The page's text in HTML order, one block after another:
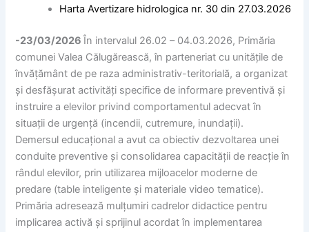
Harta Avertizare hidrologica nr. 30 din 27.03.2026
-23/03/2026În intervalul 26.02 – 04.03.2026, Primăria
comunei Valea Călugărească, în parteneriat cu unitățile de
învățământ de pe raza administrativ-teritorială, a organizat
și desfășurat activități specifice de informare preventivă și
instruire a elevilor privind comportamentul adecvat în
situații de urgență (incendii, cutremure, inundații).
Demersul educațional a avut ca obiectiv dezvoltarea unei
conduite preventive și consolidarea capacității de reacție în
rândul elevilor, prin utilizarea mijloacelor moderne de
predare (table inteligente și materiale video tematice).
Primăria adresează mulțumiri cadrelor didactice pentru
implicarea activă și sprijinul acordat în implementarea